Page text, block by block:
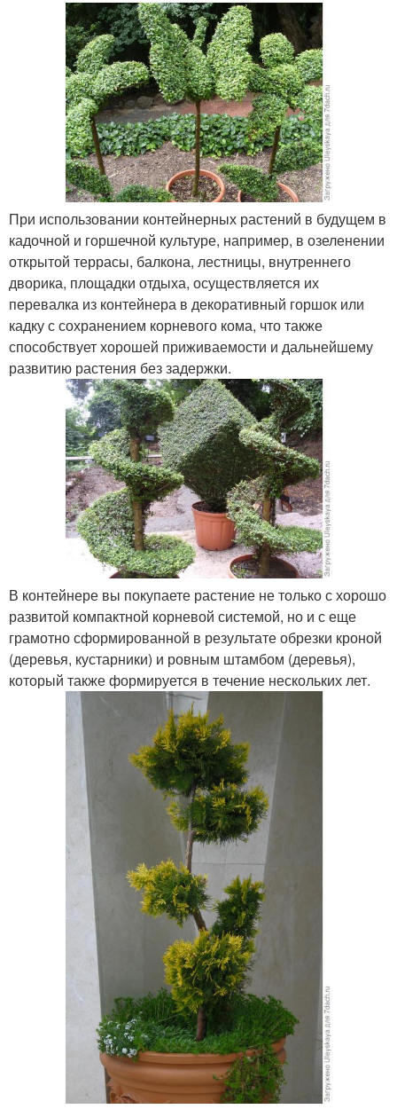
При использовании контейнерных растений в будущем в
кадочной и горшечной культуре, например, в озеленении
открытой террасы, балкона, лестницы, внутреннего
дворика, площадки отдыха, осуществляется их
перевалка из контейнера в декоративный горшок или
кадку с сохранением корневого кома, что также
способствует хорошей приживаемости и дальнейшему
развитию растения без задержки.
В контейнере вы покупаете растение не только с хорошо
развитой компактной корневой системой, но и с еще
грамотно сформированной в результате обрезки кроной
(деревья, кустарники) и ровным штамбом (деревья),
который также формируется в течение нескольких лет.